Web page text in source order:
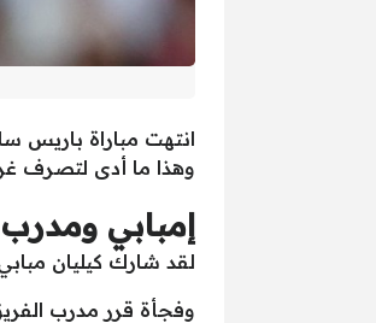
انتهت مباراة باريس
وهذا ما أدى لتصرف
إمبابي
لقد شارك كيليان
وفجأة قرر مدرب